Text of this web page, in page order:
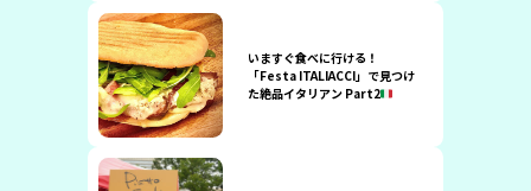
いますぐ食べに行ける！
「Festa ITALIACCI」で見つけ
た絶品イタリアン Part2